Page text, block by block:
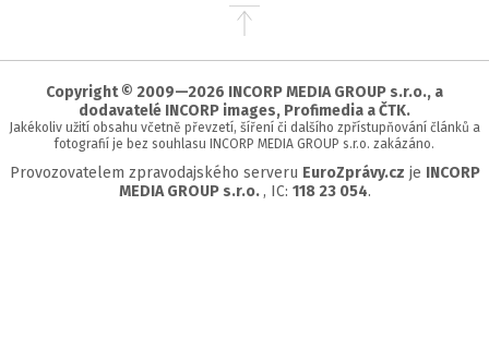
Přejít
stránky
Copyright © 2009—2026 INCORP MEDIA GROUP s.r.o., a
dodavatelé INCORP images, Profimedia a ČTK.
Jakékoliv užití obsahu včetně převzetí, šíření či dalšího zpřístupňování článků a
fotografií je bez souhlasu INCORP MEDIA GROUP s.r.o. zakázáno.
Provozovatelem zpravodajského serveru EuroZprávy.cz je INCORP
MEDIA GROUP s.r.o. , IC: 118 23 054.